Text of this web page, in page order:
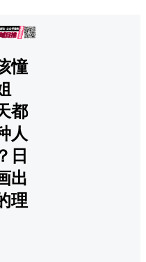
憧
都
人
日
出
理